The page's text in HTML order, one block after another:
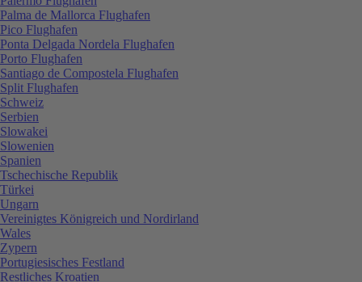
Palma de Mallorca Flughafen
Pico Flughafen
Ponta Delgada Nordela Flughafen
Porto Flughafen
Santiago de Compostela Flughafen
Split Flughafen
Schweiz
Serbien
Slowakei
Slowenien
Spanien
Tschechische Republik
Türkei
Ungarn
Vereinigtes Königreich und Nordirland
Wales
Zypern
Portugiesisches Festland
Restliches Kroatien